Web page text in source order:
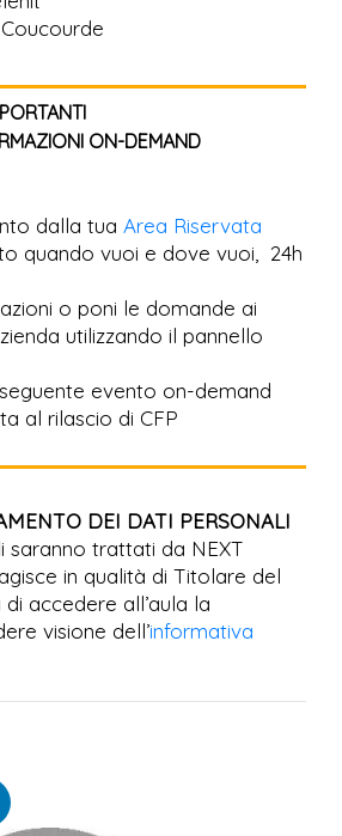
ON-DEMAND
dalla tua Area Riservata
quando vuoi e dove vuoi, 24h
o poni le domande ai
utilizzando il pannello
evento on-demand
al rilascio di CFP
DEI DATI PERSONALI
saranno trattati da NEXT
in qualità di Titolare del
accedere all’aula la
visione dell’informativa